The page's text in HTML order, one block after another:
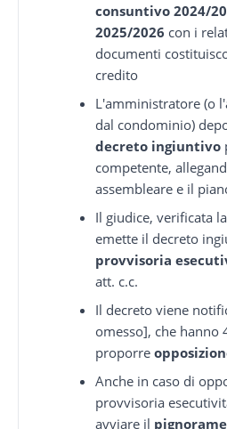
consuntivo 2024/
2025/2026 con i
documenti
credito
L'amministratore (o
dal condominio)
decreto ingiuntivo
competente,
assembleare e il
Il giudice, verificata
emette il decreto
provvisoria
att. c.c.
Il decreto viene
omesso], che hanno
proporre
Anche in caso di
provvisoria
avviare il